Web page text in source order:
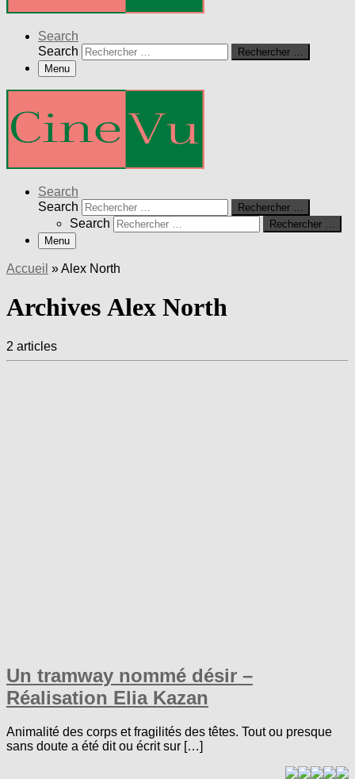
Search
Search
Rechercher …
Menu
Search
Search
Rechercher …
Search
Rechercher …
Menu
Accueil »Alex North
Archives Alex North
2 articles
Un tramway nommé désir –
Réalisation Elia Kazan
Animalité des corps et fragilités des têtes. Tout ou presque
sans doute a été dit ou écrit sur […]